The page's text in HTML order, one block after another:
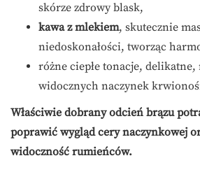
skórze zdrowy blask,
kawa z mlekiem, skutecznie
niedoskonałości, tworząc
różne ciepłe tonacje,
widocznych naczynek
Właściwie dobrany odcień brązu
poprawić wygląd cery naczynkowej
widoczność rumieńców.